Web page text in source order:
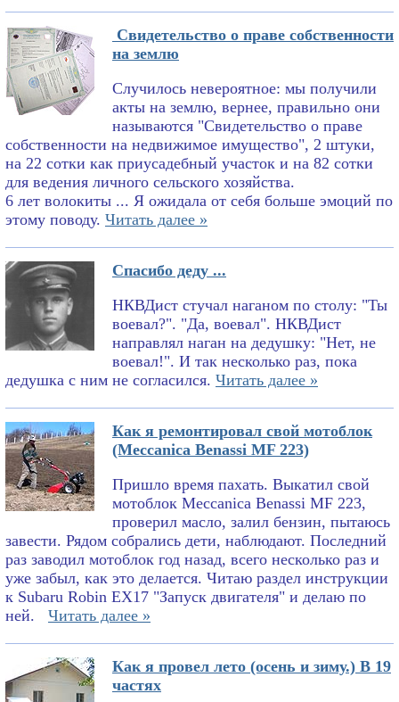
Свидетельство о праве собственности
на землю
Случилось невероятное: мы получили
акты на землю, вернее, правильно они
называются "Свидетельство о праве
собственности на недвижимое имущество", 2 штуки,
на 22 сотки как приусадебный участок и на 82 сотки
для ведения личного сельского хозяйства.
6 лет волокиты ... Я ожидала от себя больше эмоций по
этому поводу. Читать далее »
Спасибо деду ...
НКВДист стучал наганом по столу: "Ты
воевал?". "Да, воевал". НКВДист
направлял наган на дедушку: "Нет, не
воевал!". И так несколько раз, пока
дедушка с ним не согласился. Читать далее »
Как я ремонтировал свой мотоблок
(Meccanica Benassi MF 223)
Пришло время пахать. Выкатил свой
мотоблок Meccanica Benassi MF 223,
проверил масло, залил бензин, пытаюсь
завести. Рядом собрались дети, наблюдают. Последний
раз заводил мотоблок год назад, всего несколько раз и
уже забыл, как это делается. Читаю раздел инструкции
к Subaru Robin EX17 "Запуск двигателя" и делаю по
ней.
Читать далее »
Как я провел лето (осень и зиму.) В 19
частях